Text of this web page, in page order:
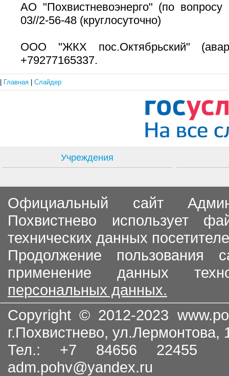
АО "Похвистневоэнерго" (по
03//2-56-48 (круглосуточно)
ООО "ЖКХ пос.Октябрьский"
+79277165337.
Главная Слайдер
Учреждения
Официальный сайт
Похвистнево использует
технических данных
Продолжение пользования
применение данных
персональных данных.
Copyright © 2012-2023
г.Похвистнево, ул.Лермонтова,
Тел.: +7 84656
adm.pohv@yandex.ru